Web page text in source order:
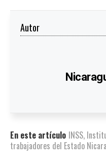
Autor
En este artículo INSS,
trabajadores del Estado